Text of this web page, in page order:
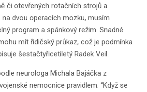
či otevřených rotačních strojů a
na dvou operacích mozku, musím
program a spánkový režim. Snadné
mít řidičský průkaz, což je podmínka
šestačtyřicetiletý Radek Veil.
neurologa Michala Bajáčka z
nemocnice pravidlem. “Když se